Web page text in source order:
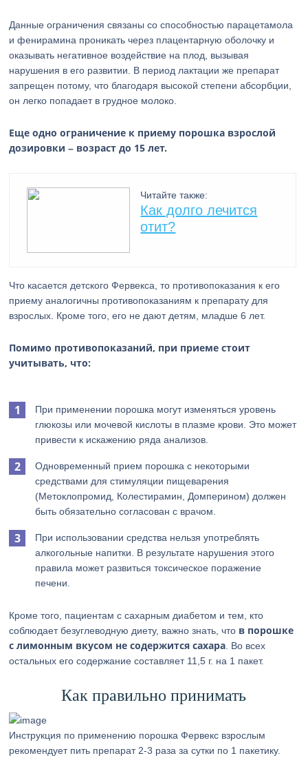
Данные ограничения связаны со способностью парацетамола
и фенирамина проникать через плацентарную оболочку и
оказывать негативное воздействие на плод, вызывая
нарушения в его развитии. В период лактации же препарат
запрещен потому, что благодаря высокой степени абсорбции,
он легко попадает в грудное молоко.
Еще одно ограничение к приему порошка взрослой
дозировки – возраст до 15 лет.
Читайте также:
Как долго лечится
отит?
Что касается детского Фервекса, то противопоказания к его
приему аналогичны противопоказаниям к препарату для
взрослых. Кроме того, его не дают детям, младше 6 лет.
Помимо противопоказаний, при приеме стоит
учитывать, что:
При применении порошка могут изменяться уровень
глюкозы или мочевой кислоты в плазме крови. Это может
привести к искажению ряда анализов.
Одновременный прием порошка с некоторыми
средствами для стимуляции пищеварения
(Метоклопромид, Колестирамин, Домперином) должен
быть обязательно согласован с врачом.
При использовании средства нельзя употреблять
алкогольные напитки. В результате нарушения этого
правила может развиться токсическое поражение
печени.
Кроме того, пациентам с сахарным диабетом и тем, кто
соблюдает безуглеводную диету, важно знать, что в порошке
с лимонным вкусом не содержится сахара . Во всех
остальных его содержание составляет 11,5 г. на 1 пакет.
Как правильно принимать
Инструкция по применению порошка Фервекс взрослым
рекомендует пить препарат 2-3 раза за сутки по 1 пакетику.